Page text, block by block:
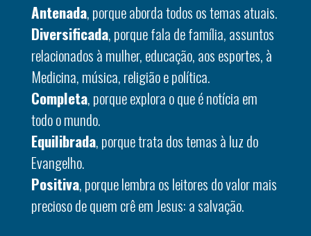
Antenada, porque aborda todos os temas atuais.
Diversificada, porque fala de família, assuntos
relacionados à mulher, educação, aos esportes, à
Medicina, música, religião e política.
Completa, porque explora o que é notícia em
todo o mundo.
Equilibrada, porque trata dos temas à luz do
Evangelho.
Positiva, porque lembra os leitores do valor mais
precioso de quem crê em Jesus: a salvação.